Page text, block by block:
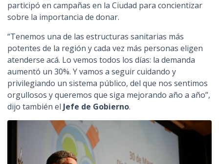
participó en campañas en la Ciudad para concientizar
sobre la importancia de donar.
“Tenemos una de las estructuras sanitarias más
potentes de la región y cada vez más personas eligen
atenderse acá. Lo vemos todos los días: la demanda
aumentó un 30%. Y vamos a seguir cuidando y
privilegiando un sistema público, del que nos sentimos
orgullosos y queremos que siga mejorando año a año”,
dijo también el Jefe de Gobierno.